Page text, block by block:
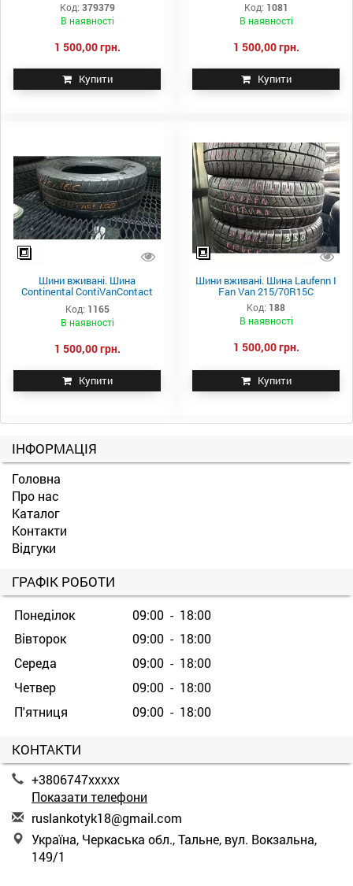
Код: 379379
В наявності
1 500,00 грн.
Купити
Код: 1081
В наявності
1 500,00 грн.
Купити
Шини вживані. Шина
Continental ContiVanContact
100 225/75R16C
Код: 1165
В наявності
1 500,00 грн.
Купити
Шини вживані. Шина Laufenn I
Fan Van 215/70R15C
Код: 188
В наявності
1 500,00 грн.
Купити
ІНФОРМАЦІЯ
Головна
Про нас
Каталог
Контакти
Відгуки
ГРАФІК РОБОТИ
Понеділок
09:00 - 18:00
Вівторок
09:00 - 18:00
Середа
09:00 - 18:00
Четвер
09:00 - 18:00
П'ятниця
09:00 - 18:00
КОНТАКТИ
+3806747xxxxx
Показати телефони
ruslankotyk18@gmail.com
Україна, Черкаська обл., Тальне, вул. Вокзальна,
149/1